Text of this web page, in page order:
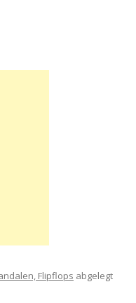
Flipflops abgelegt